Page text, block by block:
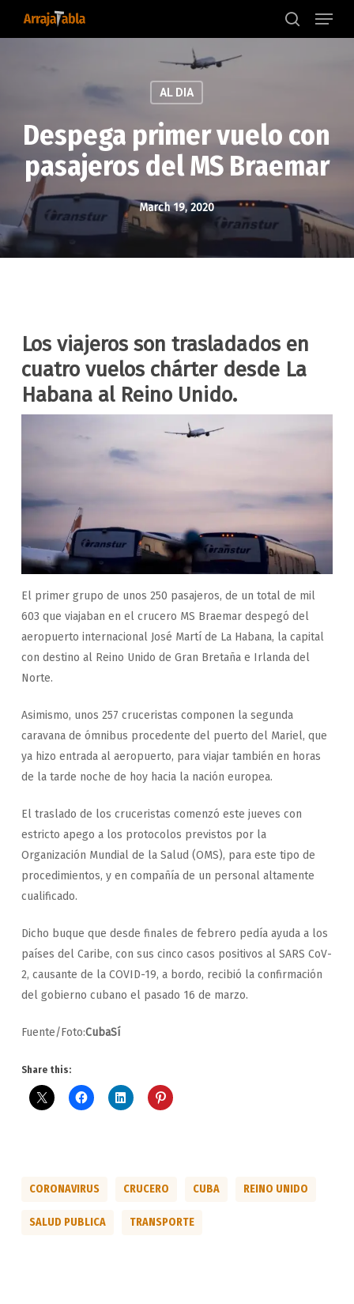
search
Menu
AL DIA
Despega primer vuelo con
pasajeros del MS Braemar
March 19, 2020
Los viajeros son trasladados en
cuatro vuelos chárter desde La
Habana al Reino Unido.
El primer grupo de unos 250 pasajeros, de un total de mil
603 que viajaban en el crucero MS Braemar despegó del
aeropuerto internacional José Martí de La Habana, la capital
con destino al Reino Unido de Gran Bretaña e Irlanda del
Norte.
Asimismo, unos 257 cruceristas componen la segunda
caravana de ómnibus procedente del puerto del Mariel, que
ya hizo entrada al aeropuerto, para viajar también en horas
de la tarde noche de hoy hacia la nación europea.
El traslado de los cruceristas comenzó este jueves con
estricto apego a los protocolos previstos por la
Organización Mundial de la Salud (OMS), para este tipo de
procedimientos, y en compañía de un personal altamente
cualificado.
Dicho buque que desde finales de febrero pedía ayuda a los
países del Caribe, con sus cinco casos positivos al SARS CoV-
2, causante de la COVID-19, a bordo, recibió la confirmación
del gobierno cubano el pasado 16 de marzo.
Fuente/Foto:CubaSí
Share this:
CORONAVIRUS CRUCERO CUBA REINO UNIDO
SALUD PUBLICA TRANSPORTE